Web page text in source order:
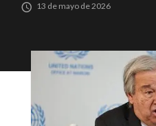
13 de mayo de 2026